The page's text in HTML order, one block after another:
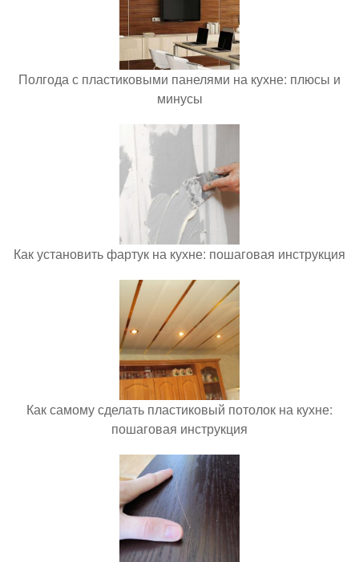
Полгода с пластиковыми панелями на кухне: плюсы и
минусы
Как установить фартук на кухне: пошаговая инструкция
Как самому сделать пластиковый потолок на кухне:
пошаговая инструкция